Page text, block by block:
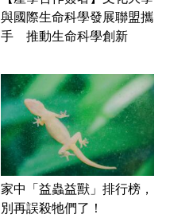
與國際生命科學發展聯盟攜
手 推動生命科學創新
家中「益蟲益獸」排行榜，
別再誤殺牠們了！